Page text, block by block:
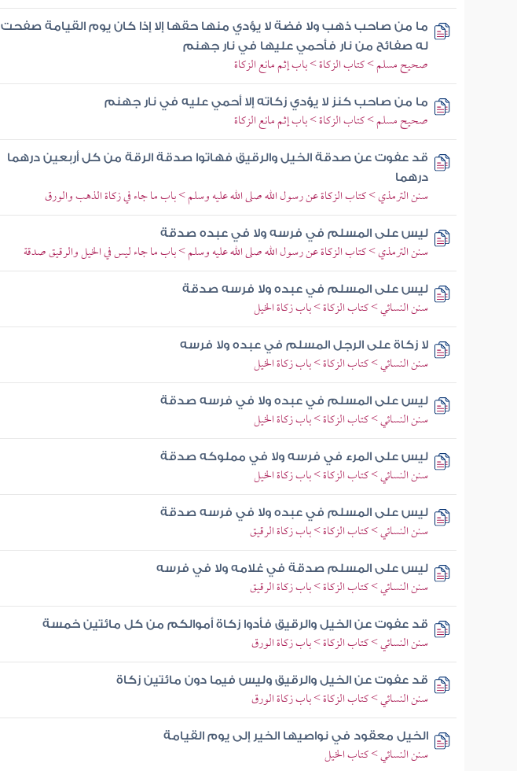
ما من صاحب ذهب ولا فضة لا يؤدي منها حقها إلا إذا كان يوم القيامة صفحت
له صفائح من نار فأحمي عليها في نار جهنم
صحيح مسلم > كتاب الزكاة > باب إثم مانع الزكاة
ما من صاحب كنز لا يؤدي زكاته إلا أحمي عليه في نار جهنم
صحيح مسلم > كتاب الزكاة > باب إثم مانع الزكاة
قد عفوت عن صدقة الخيل والرقيق فهاتوا صدقة الرقة من كل أربعين درهما
درهما
سنن الترمذي > كتاب الزكاة عن رسول الله صلى الله عليه وسلم > باب ما جاء في زكاة الذهب والورق
ليس على المسلم في فرسه ولا في عبده صدقة
سنن الترمذي > كتاب الزكاة عن رسول الله صلى الله عليه وسلم > باب ما جاء ليس في الخيل والرقيق صدقة
ليس على المسلم في عبده ولا فرسه صدقة
سنن النسائي > كتاب الزكاة > باب زكاة الخيل
لا زكاة على الرجل المسلم في عبده ولا فرسه
سنن النسائي > كتاب الزكاة > باب زكاة الخيل
ليس على المسلم في عبده ولا في فرسه صدقة
سنن النسائي > كتاب الزكاة > باب زكاة الخيل
ليس على المرء في فرسه ولا في مملوكه صدقة
سنن النسائي > كتاب الزكاة > باب زكاة الخيل
ليس على المسلم في عبده ولا في فرسه صدقة
سنن النسائي > كتاب الزكاة > باب زكاة الرقيق
ليس على المسلم صدقة في غلامه ولا في فرسه
سنن النسائي > كتاب الزكاة > باب زكاة الرقيق
قد عفوت عن الخيل والرقيق فأدوا زكاة أموالكم من كل مائتين خمسة
سنن النسائي > كتاب الزكاة > باب زكاة الورق
قد عفوت عن الخيل والرقيق وليس فيما دون مائتين زكاة
سنن النسائي > كتاب الزكاة > باب زكاة الورق
الخيل معقود في نواصيها الخير إلى يوم القيامة
سنن النسائي > كتاب الخيل